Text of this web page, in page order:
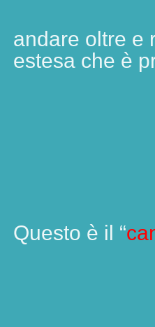
andare oltre e
estesa che è
Questo è il “